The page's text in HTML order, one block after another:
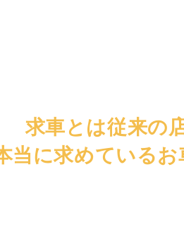
求車とは従来の
当に求めている